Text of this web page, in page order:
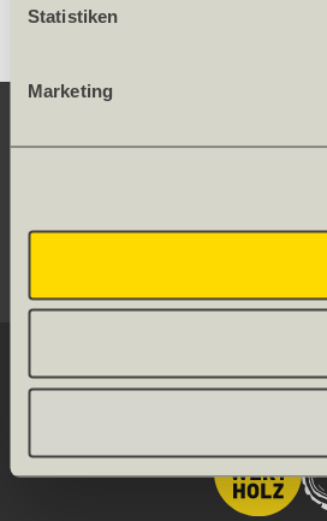
Statistiken
Marketing
Onlineshop by
(Schweiz) AG
DE FR